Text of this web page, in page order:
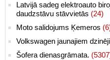
Latvijā sadeg elektroauto
daudzstāvu stāvvietās (24)
Moto salidojums Ķemeros
Volkswagen jaunajiem
Šofera dienasgrāmata.